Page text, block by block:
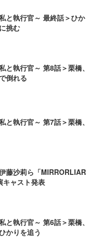
と執行官～ 最終話＞ひか
挑む
と執行官～ 第8話＞栗橋、
倒れる
と執行官～ 第7話＞栗橋、
藤沙莉ら「MIRRORLIAR
ャスト発表
と執行官～ 第6話＞栗橋、
かりを追う